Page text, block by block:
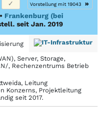
Vorstellung mit 19043
»
• Frankenburg (bei
seit Jan. 2019
Server, Storage,
, Rechenzentrums Betrieb
Leitung
Konzerns, Projektleitung
seit 2017.